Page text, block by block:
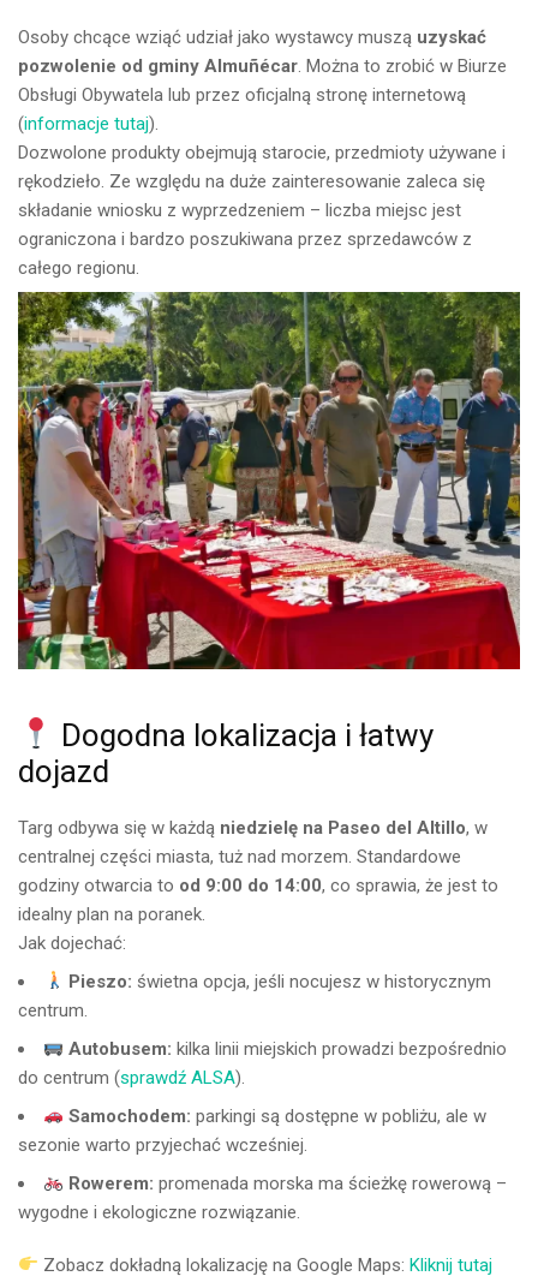
Osoby chcące wziąć udział jako wystawcy muszą uzyskać
pozwolenie od gminy Almuñécar. Można to zrobić w Biurze
Obsługi Obywatela lub przez oficjalną stronę internetową
(informacje tutaj).
Dozwolone produkty obejmują starocie, przedmioty używane i
rękodzieło. Ze względu na duże zainteresowanie zaleca się
składanie wniosku z wyprzedzeniem – liczba miejsc jest
ograniczona i bardzo poszukiwana przez sprzedawców z
całego regionu.
Dogodna lokalizacja i łatwy
dojazd
Targ odbywa się w każdą niedzielę na Paseo del Altillo, w
centralnej części miasta, tuż nad morzem. Standardowe
godziny otwarcia to od 9:00 do 14:00, co sprawia, że jest to
idealny plan na poranek.
Jak dojechać:
Pieszo: świetna opcja, jeśli nocujesz w historycznym
centrum.
Autobusem: kilka linii miejskich prowadzi bezpośrednio
do centrum (sprawdź ALSA).
Samochodem: parkingi są dostępne w pobliżu, ale w
sezonie warto przyjechać wcześniej.
Rowerem: promenada morska ma ścieżkę rowerową –
wygodne i ekologiczne rozwiązanie.
Zobacz dokładną lokalizację na Google Maps:Kliknij tutaj